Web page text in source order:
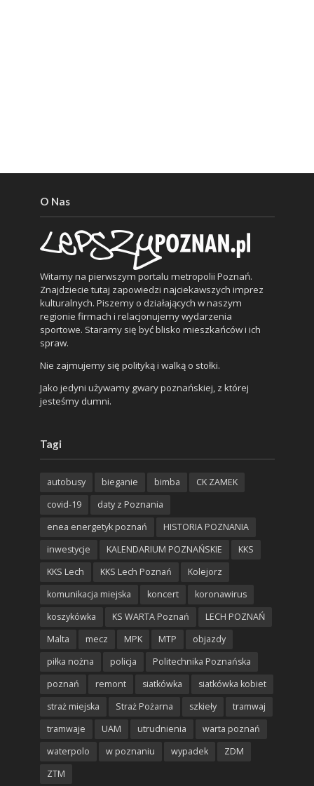
O Nas
Witamy na pierwszym portalu metropolii Poznań.
Znajdziecie tutaj zapowiedzi najciekawszych imprez
kulturalnych. Piszemy o działających w naszym
regionie firmach i relacjonujemy wydarzenia
sportowe. Staramy się być blisko mieszkańców i ich
spraw.
Nie zajmujemy się polityką i walką o stołki.
Jako jedyni używamy gwary poznańskiej, z której
jesteśmy dumni.
Tagi
autobusy bieganie bimba
CK ZAMEK
covid-19
daty z Poznania
enea energetyk poznań
HISTORIA POZNANIA
inwestycje
KALENDARIUM POZNAŃSKIE
KKS
KKS Lech
KKS Lech Poznań
Kolejorz
komunikacja miejska
koncert
koronawirus
koszykówka
KS WARTA Poznań
LECH POZNAŃ
Malta
mecz MPK MTP
objazdy
piłka nożna
policja
Politechnika Poznańska
poznań
remont siatkówka
siatkówka kobiet
straż miejska
Straż Pożarna szkieły
tramwaj
tramwaje
UAM utrudnienia
warta poznań
waterpolo
w poznaniu wypadek
ZDM
ZTM